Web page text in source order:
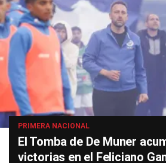
PRIMERA NACIONAL
El Tomba de De Muner
victorias en el Feliciano